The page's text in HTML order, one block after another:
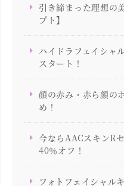
引き締まった理想の
プト】
ハイドラフェイシャ
スタート！
顔の赤み・赤ら顔の
め！
今ならAACスキンR
40％オフ！
フォトフェイシャル